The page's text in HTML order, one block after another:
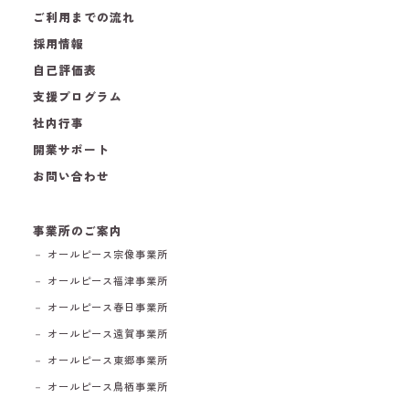
ご利用までの流れ
採用情報
自己評価表
支援プログラム
社内行事
開業サポート
お問い合わせ
事業所のご案内
－ オールピース宗像事業所
－ オールピース福津事業所
－ オールピース春日事業所
－ オールピース遠賀事業所
－ オールピース東郷事業所
－ オールピース鳥栖事業所